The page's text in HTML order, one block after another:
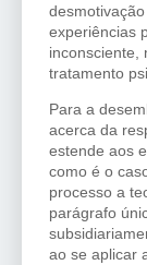
experiências
inconsciente,
tratamento
Para a
acerca da
estende aos
como é o
processo a
parágrafo
ao se aplicar